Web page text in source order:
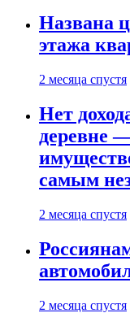
Названа
этажа
2 месяца спустя
Нет
деревне
самым
2 месяца спустя
2 месяца спустя